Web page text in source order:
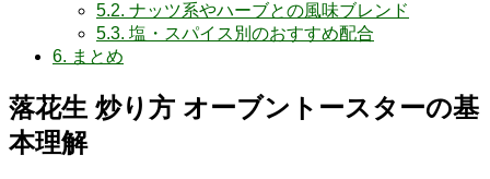
5.2. ナッツ系やハーブとの風味ブレンド
5.3. 塩・スパイス別のおすすめ配合
6. まとめ
落花生 炒り方 オーブントースターの基
本理解